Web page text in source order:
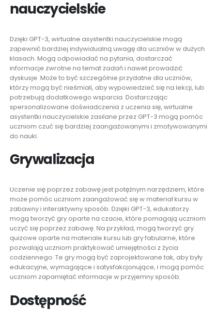
nauczycielskie
Dzięki GPT-3, wirtualne asystentki nauczycielskie mogą
zapewnić bardziej indywidualną uwagę dla uczniów w dużych
klasach. Mogą odpowiadać na pytania, dostarczać
informacje zwrotne na temat zadań i nawet prowadzić
dyskusje. Może to być szczególnie przydatne dla uczniów,
którzy mogą być nieśmiali, aby wypowiedzieć się na lekcji, lub
potrzebują dodatkowego wsparcia. Dostarczając
spersonalizowane doświadczenia z uczenia się, wirtualne
asystentki nauczycielskie zasilane przez GPT-3 mogą pomóc
uczniom czuć się bardziej zaangażowanymi i zmotywowanymi
do nauki.
Grywalizacja
Uczenie się poprzez zabawę jest potężnym narzędziem, które
może pomóc uczniom zaangażować się w materiał kursu w
zabawny i interaktywny sposób. Dzięki GPT-3, edukatorzy
mogą tworzyć gry oparte na czacie, które pomagają uczniom
uczyć się poprzez zabawę. Na przykład, mogą tworzyć gry
quizowe oparte na materiale kursu lub gry fabularne, które
pozwalają uczniom praktykować umiejętności z życia
codziennego. Te gry mogą być zaprojektowane tak, aby były
edukacyjne, wymagające i satysfakcjonujące, i mogą pomóc
uczniom zapamiętać informacje w przyjemny sposób.
Dostępność